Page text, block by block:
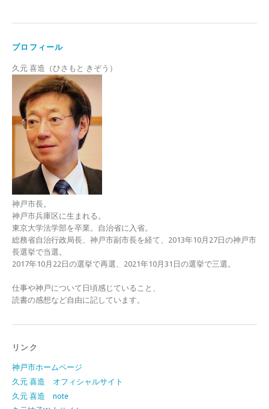
プロフィール
久元 喜造（ひさもと きぞう）
神戸市長。
神戸市兵庫区に生まれる。
東京大学法学部を卒業。自治省に入省。
総務省自治行政局長、神戸市副市長を経て、2013年10月27日の神戸市
長選挙で当選。
2017年10月22日の選挙で再選、2021年10月31日の選挙で三選。
仕事や神戸について日頃感じていること、
読書の感想など自由に記しています。
リンク
神戸市ホームページ
久元 喜造 オフィシャルサイト
久元 喜造 note